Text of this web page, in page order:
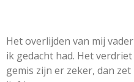
Het overlijden van mij
ik gedacht had. Het
gemis zijn er zeker, dan